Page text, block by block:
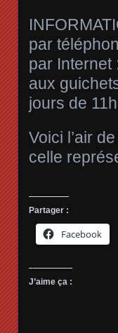
par
par Internet
aux
jours de
Voici l’air
celle
Partager :
Facebook
J’aime ça :